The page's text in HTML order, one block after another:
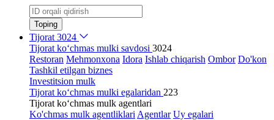
Toping
Tijorat 3024
Tijorat ko‘chmas mulki savdosi 3024
Restoran Mehmonxona Idora Ishlab chiqarish Ombor Do'kon
Tashkil etilgan biznes
Investitsion mulk
Tijorat ko‘chmas mulki egalaridan 223
Tijorat ko‘chmas mulk agentlari
Ko'chmas mulk agentliklari Agentlar Uy egalari